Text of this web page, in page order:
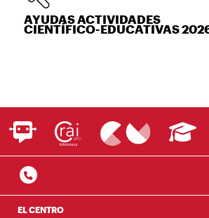
AYUDAS ACTIVIDADES
CIENTÍFICO-EDUCATIVAS 2026
EL CENTRO